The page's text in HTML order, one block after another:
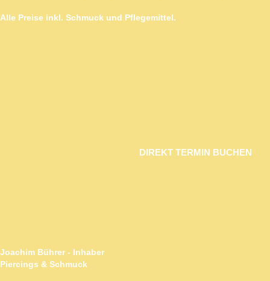
Alle Preise inkl. Schmuck und Pflegemittel.
DIREKT TERMIN BUCHEN
Joachim Bührer - Inhaber
Piercings & Schmuck